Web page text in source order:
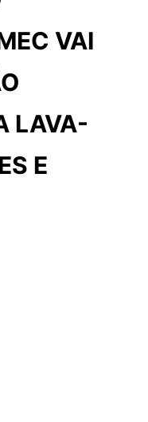
VAI
LAVA-
E